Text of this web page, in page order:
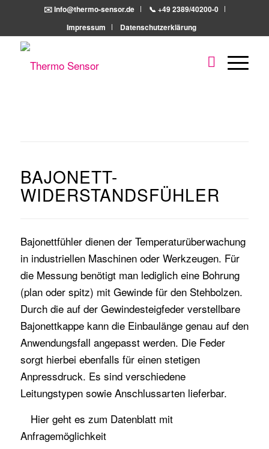
✉️ Info@thermo-sensor.de
📞 +49 2389/40200-0
Impressum
Datenschutzerklärung
BAJONETT-
WIDERSTANDSFÜHLER
Bajonettfühler dienen der Temperaturüberwachung
in industriellen Maschinen oder Werkzeugen. Für
die Messung benötigt man lediglich eine Bohrung
(plan oder spitz) mit Gewinde für den Stehbolzen.
Durch die auf der Gewindesteigfeder verstellbare
Bajonettkappe kann die Einbaulänge genau auf den
Anwendungsfall angepasst werden. Die Feder
sorgt hierbei ebenfalls für einen stetigen
Anpressdruck. Es sind verschiedene
Leitungstypen sowie Anschlussarten lieferbar.
Hiergeht es zum Datenblatt mit
Anfragemöglichkeit